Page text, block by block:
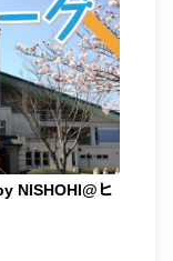
NISHOHI@ヒ